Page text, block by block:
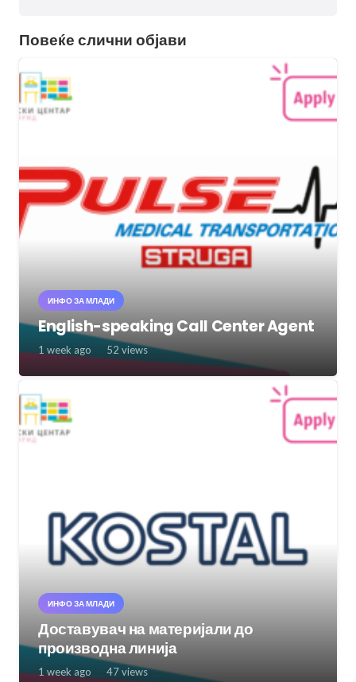
Повеќе слични објави
ИНФО ЗА МЛАДИ
English-speaking Call Center Agent
1 week ago 52 views
ИНФО ЗА МЛАДИ
Доставувач на материјали до
производна линија
1 week ago 47views